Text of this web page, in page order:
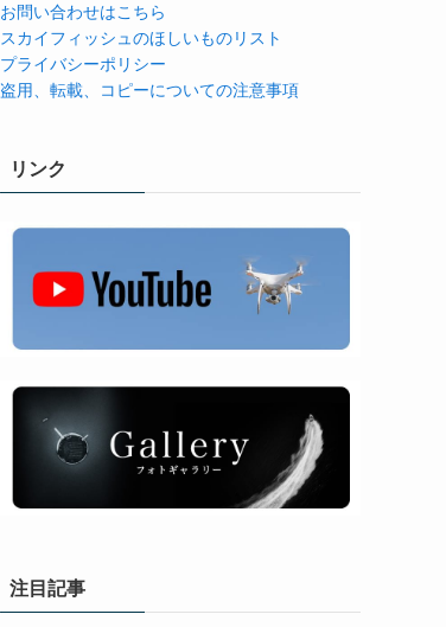
お問い合わせはこちら
スカイフィッシュのほしいものリスト
プライバシーポリシー
盗用、転載、コピーについての注意事項
リンク
注目記事